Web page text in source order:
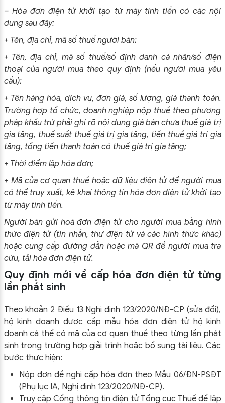
– Hóa đơn điện tử khởi tạo từ máy tính tiền có các nội
dung sau đây:
+ Tên, địa chỉ, mã số thuế người bán;
+ Tên, địa chỉ, mã số thuế/số định danh cá nhân/số điện
thoại của người mua theo quy định (nếu người mua yêu
cầu);
+ Tên hàng hóa, dịch vụ, đơn giá, số lượng, giá thanh toán.
Trường hợp tổ chức, doanh nghiệp nộp thuế theo phương
pháp khấu trừ phải ghi rõ nội dung giá bán chưa thuế giá trị
gia tăng, thuế suất thuế giá trị gia tăng, tiền thuế giá trị gia
tăng, tổng tiền thanh toán có thuế giá trị gia tăng;
+ Thời điểm lập hóa đơn;
+ Mã của cơ quan thuế hoặc dữ liệu điện tử để người mua
có thể truy xuất, kê khai thông tin hóa đơn điện tử khởi tạo
từ máy tính tiền.
Người bán gửi hoá đơn điện tử cho người mua bằng hình
thức điện tử (tin nhắn, thư điện tử và các hình thức khác)
hoặc cung cấp đường dẫn hoặc mã QR để người mua tra
cứu, tải hóa đơn điện tử.
Quy định mới về cấp hóa đơn điện tử từng
lần phát sinh
Theo khoản 2 Điều 13 Nghị định 123/2020/NĐ-CP (sửa đổi),
hộ kinh doanh được cấp mẫu hóa đơn điện tử hộ kinh
doanh cá thể có mã của cơ quan thuế theo từng lần phát
sinh trong trường hợp giải trình hoặc bổ sung tài liệu. Các
bước thực hiện:
Nộp đơn đề nghị cấp hóa đơn theo Mẫu 06/ĐN-PSĐT
(Phụ lục IA, Nghị định 123/2020/NĐ-CP).
Truy cập Cổng thông tin điện tử Tổng cục Thuế để lập